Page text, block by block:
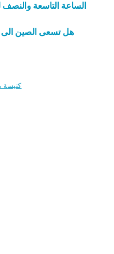
الساعة التاسعة
هل تسعى الصين الى
كنيسة